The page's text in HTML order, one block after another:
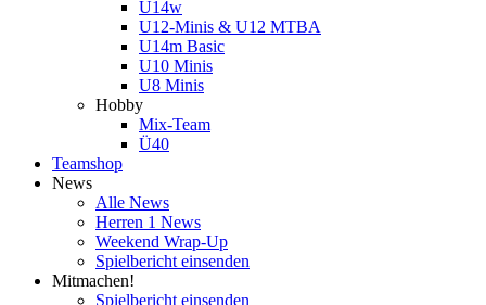
U14w
U12-Minis & U12 MTBA
U14m Basic
U10 Minis
U8 Minis
Hobby
Mix-Team
Ü40
Teamshop
News
Alle News
Herren 1 News
Weekend Wrap-Up
Spielbericht einsenden
Mitmachen!
Spielbericht einsenden